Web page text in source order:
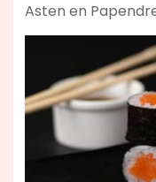
Asten en